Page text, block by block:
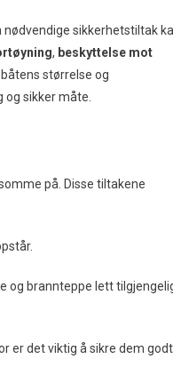
nødvendige sikkerhetstiltak
, beskyttelse mot
størrelse og
sikker måte.
på. Disse tiltakene
og brannteppe lett
er det viktig å sikre dem godt.